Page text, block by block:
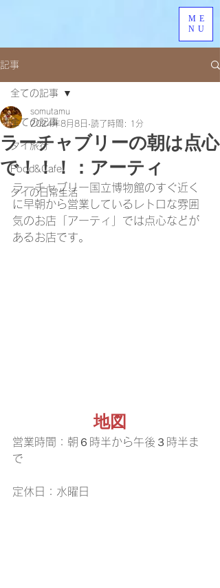
ME
NU
記事
全ての記事
タイ旅行
Food&Cafe
タイの日常生活
全ての記事
ラーチャブリーの朝は点心
で！！！：アーティ
somutamu
2024年8月8日 読了時間: 1分
ラーチャブリー国立博物館のすぐ近く
に早朝から営業しているレトロな雰囲
気のお店「アーティ」では点心などが
あるお店です。
地図
営業時間：朝６時半から午後３時半ま
で
定休日：水曜日